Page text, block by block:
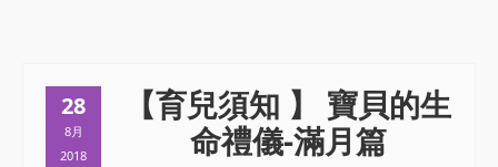
28
8月
2018
【育兒須知 】 寶貝的生
命禮儀-滿月篇